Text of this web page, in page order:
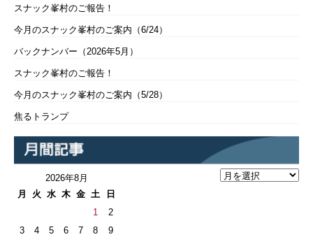
スナック峯村のご報告！
今月のスナック峯村のご案内（6/24）
バックナンバー（2026年5月）
スナック峯村のご報告！
今月のスナック峯村のご案内（5/28）
焦るトランプ
2026年8月
月
火 水 木 金 土 日
1
2
3
4 5 6 7 8
9